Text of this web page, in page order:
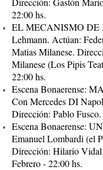
22:00 hs.
EL MECANISMO DE
Lehmann. Actúan:
Matias Milanese.
Milanese (Los Pipis
22:00 hs.
Escena Bonaerense:
Con Mercedes DI
Dirección: Pablo
Escena Bonaerense:
Emanuel Lombardi (el
Dirección: Hilario
Febrero - 22:00 hs.